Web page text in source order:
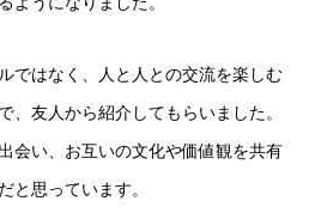
ではなく、人と人との交流を楽しむ
、友人から紹介してもらいました。
会い、お互いの文化や価値観を共有
と思っています。